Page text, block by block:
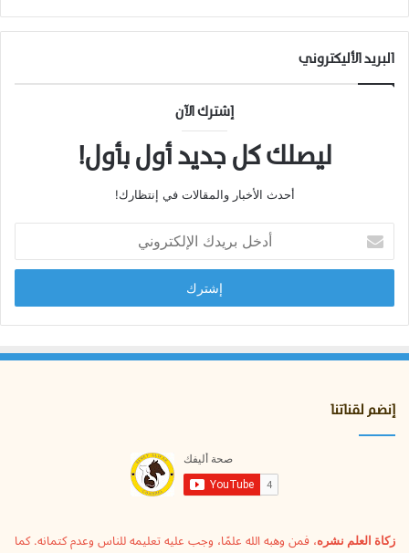
البريد الأليكتروني
إشترك الآن
ليصلك كل جديد أول بأول!
أحدث الأخبار والمقالات في إنتظارك!
خ
ب
ر
ا
و
إنضم لقناتنا
زكاة العلم نشره، فمن وهبه الله علمًا، وجب عليه تعليمه للناس وعدم كتمانه. كما